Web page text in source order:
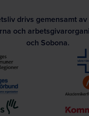
drivs gemensamt
och
och Sobona.